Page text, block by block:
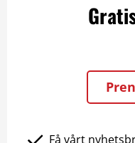
Få vårt